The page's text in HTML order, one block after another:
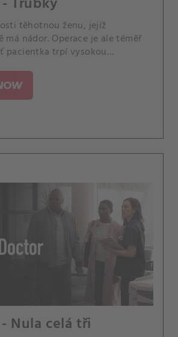
těhotnou ženu, jejíž
má nádor. Operace je ale téměř
pacientka trpí vysokou
Nula celá tři